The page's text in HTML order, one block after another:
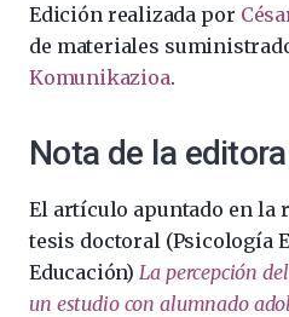
Edición realizada por
de materiales
Komunikazioa.
Nota de la editora
El artículo apuntado en la
tesis doctoral (Psicología
Educación) La percepción
un estudio con alumnado